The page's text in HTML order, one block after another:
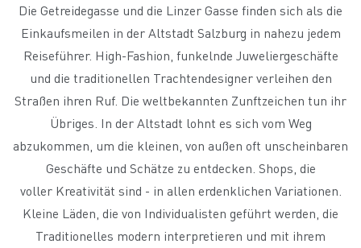
Die Getreidegasse und die Linzer Gasse finden sich als die
Einkaufsmeilen in der Altstadt Salzburg in nahezu jedem
Reiseführer. High-Fashion, funkelnde Juweliergeschäfte
und die traditionellen Trachtendesigner verleihen den
Straßen ihren Ruf. Die weltbekannten Zunftzeichen tun ihr
Übriges. In der Altstadt lohnt es sich vom Weg
abzukommen, um die kleinen, von außen oft unscheinbaren
Geschäfte und Schätze zu entdecken. Shops, die
voller Kreativität sind - in allen erdenklichen Variationen.
Kleine Läden, die von Individualisten geführt werden, die
Traditionelles modern interpretieren und mit ihrem